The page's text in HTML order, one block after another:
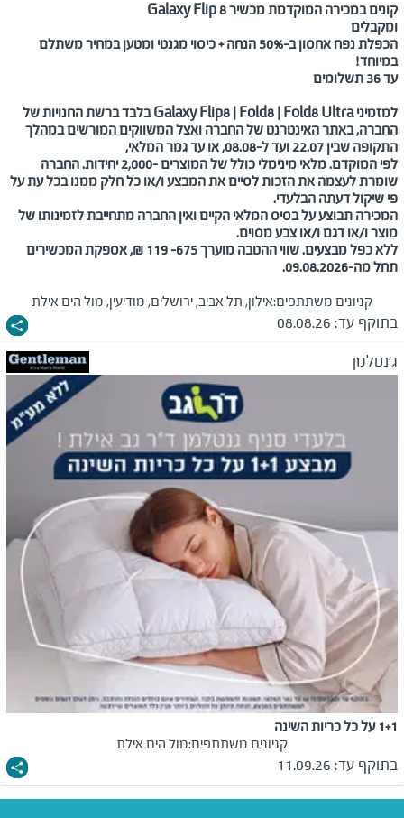
קונים במכירה המוקדמת מכשירGalaxy Flip 8
ומקבלים
הכפלת נפח אחסון ב-50% הנחה+ כיסוי מגנטי ומטען במחיר משתלם
במיוחד!
עד 36 תשלומים
למזמיניGalaxy Flip8 | Fold8 | Fold8 Ultraבלבד ברשת החנויות של
החברה, באתר האינטרנט של החברה ואצל המשווקים המורשים במהלך
התקופה שבין 22.07ועד ל-08.08, או עד גמר המלאי,
לפי המוקדם. מלאי מינימלי כולל של המוצרים -2,000 יחידות. החברה
שומרת לעצמה את הזכות לסיים את המבצע ו/או כל חלק ממנו בכל עת על
פי שיקול דעתה הבלעדי.
המכירה תבוצע על בסיס המלאי הקיים ואין החברה מתחייבת לזמינותו של
מוצר ו/או דגם ו/או צבע מסוים.
ללא כפל מבצעים. שווי ההטבה מוערך 675– 119 ₪, אספקת המכשירים
תחל מה-09.08.2026.
קניונים משתתפים:אילון, תל אביב, ירושלים, מודיעין, מול הים אילת
בתוקף עד: 08.08.26
ג'נטלמן
1+1 על כל כריות השינה
קניונים משתתפים:מול הים אילת
בתוקף עד: 11.09.26